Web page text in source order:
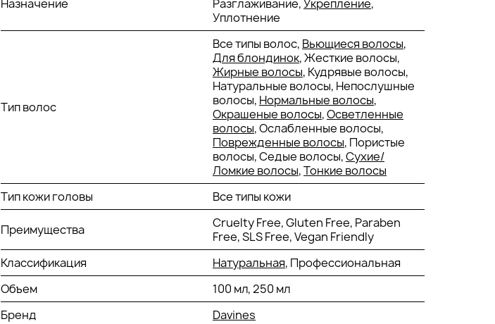
Назначение
Разглаживание,Укрепление,
Уплотнение
Тип волос
Все типы волос, Вьющиеся волосы,
Для блондинок, Жесткие волосы,
Жирные волосы, Кудрявые волосы,
Натуральные волосы, Непослушные
волосы, Нормальные волосы,
Окрашеные волосы,Осветленные
волосы, Ослабленные волосы,
Поврежденные волосы, Пористые
волосы, Седые волосы,Сухие/
Ломкие волосы,Тонкие волосы
Тип кожи головы
Все типы кожи
Преимущества
Cruelty Free, Gluten Free, Paraben
Free, SLS Free, Vegan Friendly
Классификация
Натуральная, Профессиональная
Объем
100 мл, 250 мл
Бренд
Davines